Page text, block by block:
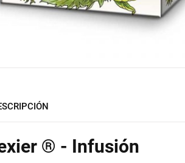
® - Infusión